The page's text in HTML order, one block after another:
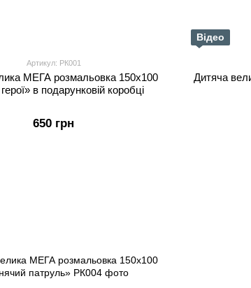
Артикул: РК001
МЕГА розмальовка 150х100
в подарунковій коробці
650 грн
Відео
Дитяча